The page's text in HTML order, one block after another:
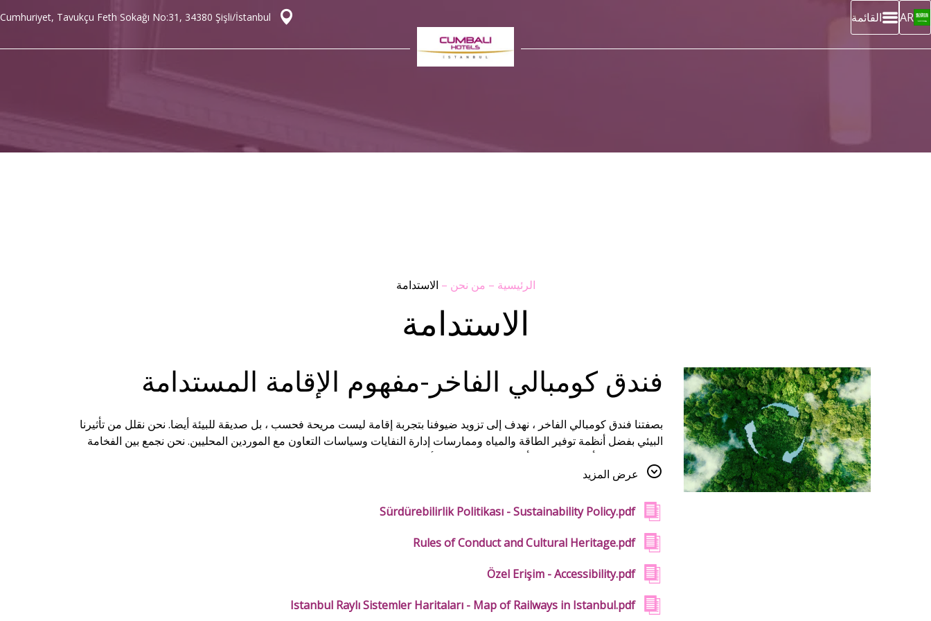
AR القائمة Cumhuriyet, Tavukçu Feth Sokağı No:31, 34380 Şişli/İstanbul
الرئيسية – من نحن – الاستدامة
الاستدامة
فندق كومبالي الفاخر-مفهوم الإقامة المستدامة
بصفتنا فندق كومبالي الفاخر ، نهدف إلى تزويد ضيوفنا بتجربة إقامة ليست مريحة فحسب ، بل صديقة للبيئة أيضا. نحن نقلل من تأثيرنا
البيئي بفضل أنظمة توفير الطاقة والمياه وممارسات إدارة النفايات وسياسات التعاون مع الموردين المحليين. نحن نجمع بين الفخامة
والاستدامة من أجل ترك عالم أكثر ملاءمة للعيش للأجيال القادمة.
عرض المزيد
Sürdürebilirlik Politikası - Sustainability Policy.pdf
Rules of Conduct and Cultural Heritage.pdf
Özel Erişim - Accessibility.pdf
Istanbul Raylı Sistemler Haritaları - Map of Railways in Istanbul.pdf